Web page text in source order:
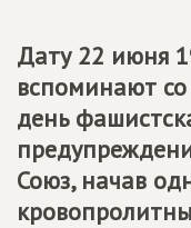
Дату 22 июня
вспоминают
день
Союз, начав